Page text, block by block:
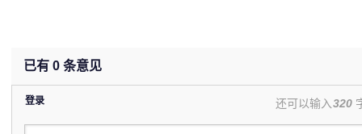
已有 0 条意见
登录 还可以输入320